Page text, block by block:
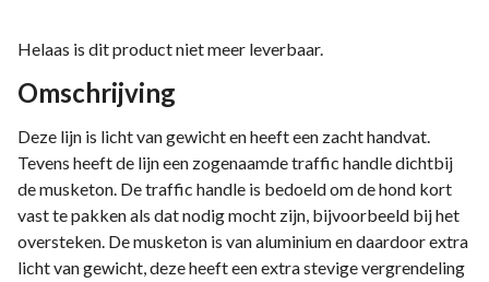
Helaas is dit product niet meer leverbaar.
Omschrijving
Deze lijn is licht van gewicht en heeft een zacht handvat.
Tevens heeft de lijn een zogenaamde traffic handle dichtbij
de musketon. De traffic handle is bedoeld om de hond kort
vast te pakken als dat nodig mocht zijn, bijvoorbeeld bij het
oversteken. De musketon is van aluminium en daardoor extra
licht van gewicht, deze heeft een extra stevige vergrendeling